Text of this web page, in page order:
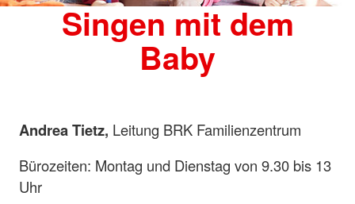
Singen mit dem
Baby
Andrea Tietz, Leitung BRK Familienzentrum
Bürozeiten: Montag und Dienstag von 9.30 bis 13
Uhr